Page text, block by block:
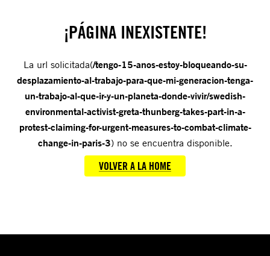
¡PÁGINA INEXISTENTE!
La url solicitada(/tengo-15-anos-estoy-bloqueando-su-
desplazamiento-al-trabajo-para-que-mi-generacion-tenga-
un-trabajo-al-que-ir-y-un-planeta-donde-vivir/swedish-
environmental-activist-greta-thunberg-takes-part-in-a-
protest-claiming-for-urgent-measures-to-combat-climate-
change-in-paris-3) no se encuentra disponible.
VOLVER A LA HOME